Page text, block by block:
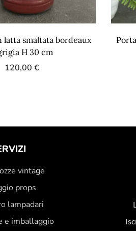
latta smaltata bordeaux
H 30 cm
120,00 €
vintage
props
lampadari
e imballaggio